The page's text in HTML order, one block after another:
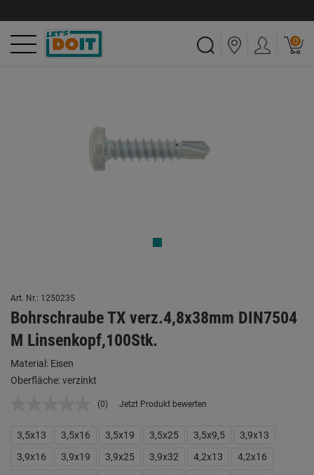
0
Art. Nr.: 1250235
Bohrschraube TX verz.4,8x38mm DIN7504
M Linsenkopf,100Stk.
Material: Eisen
Oberfläche: verzinkt
Kein
Link
auf
derselben
Seite.
(0) Jetzt Produkt bewerten
3,5x13 3,5x16 3,5x19 3,5x25 3,5x9,5
3,9x13
3,9x16
3,9x19 3,9x25 3,9x32 4,2x13
4,2x16